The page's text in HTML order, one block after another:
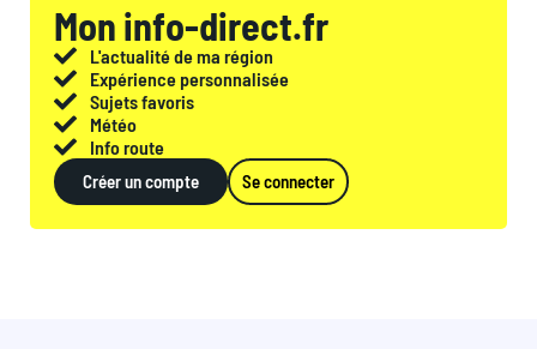
Mon info-direct.fr
L'actualité de ma région
Expérience personnalisée
Sujets favoris
Météo
Info route
Créer un compte Se connecter